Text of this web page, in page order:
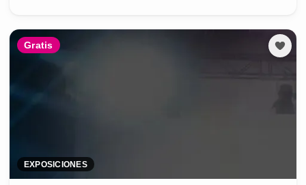
Gratis
EXPOSICIONES